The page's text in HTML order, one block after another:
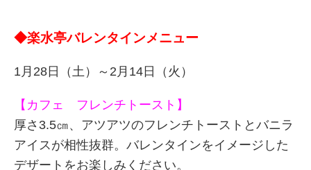
◆楽水亭バレンタインメニュー
1月28日（土）～2月14日（火）
【カフェ フレンチトースト】
厚さ3.5㎝、アツアツのフレンチトーストとバニラ
アイスが相性抜群。バレンタインをイメージした
デザートをお楽しみください。